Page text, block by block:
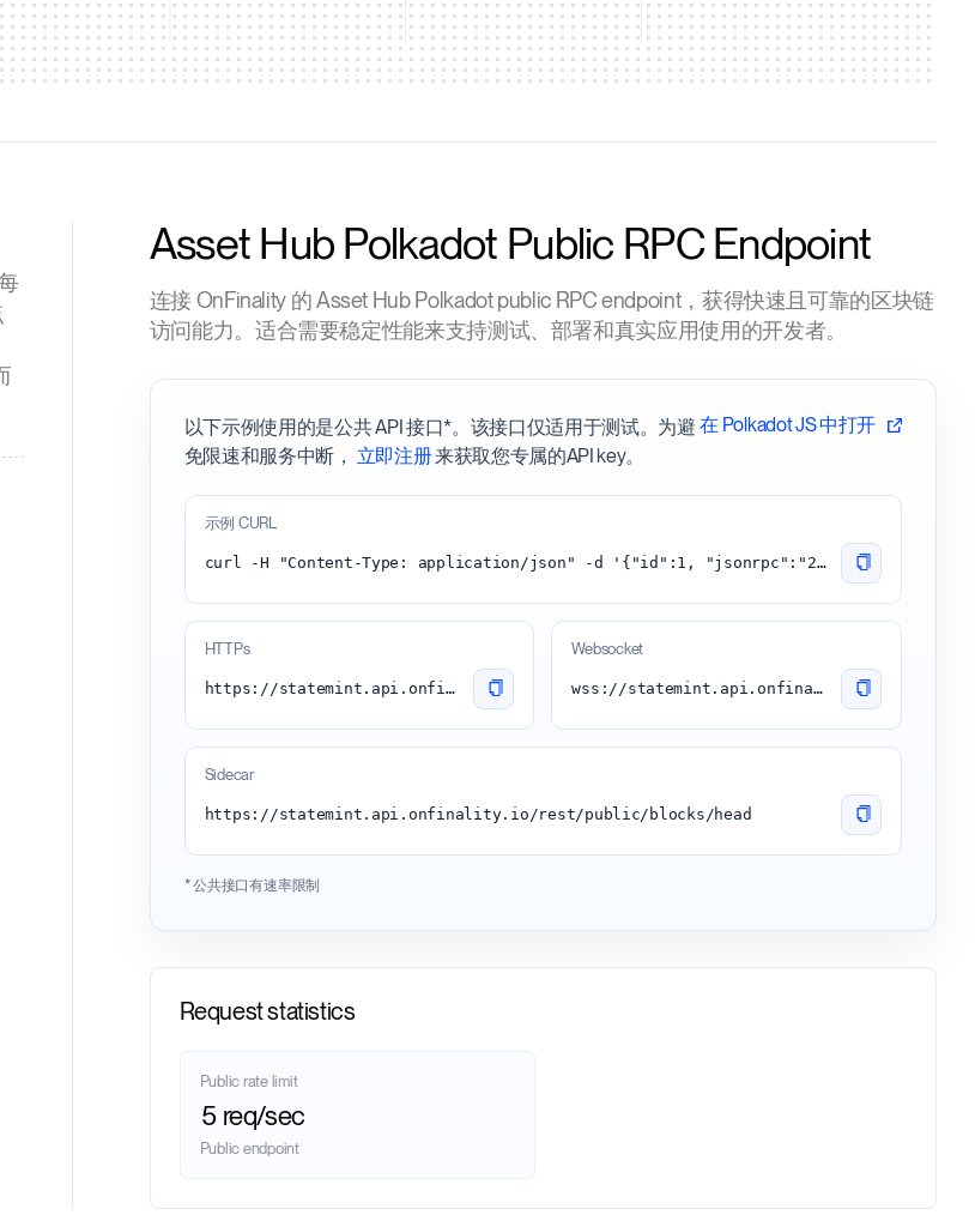
Asset Hub Polkadot Public RPC Endpoint
连接 OnFinality 的 Asset Hub Polkadot public RPC endpoint，获得快速且可靠的区块链
访问能力。适合需要稳定性能来支持测试、部署和真实应用使用的开发者。
以下示例使用的是公共 API 接口*。该接口仅适用于测试。为避
免限速和服务中断， 立即注册来获取您专属的API key。
在 Polkadot JS 中打开
示例 CURL
curl -H "Content-Type: application/json" -d '{"id":1, "jsonrpc":"2.0", "method": "chain_getBlock"}' 'https://statemint.api.onfinality.io/public'
HTTPs
https://statemint.api.onfinality.io/public
Websocket
wss://statemint.api.onfinality.io/public-ws
Sidecar
https://statemint.api.onfinality.io/rest/public/blocks/head
* 公共接口有速率限制
Request statistics
Public rate limit
5 req/sec
Public endpoint